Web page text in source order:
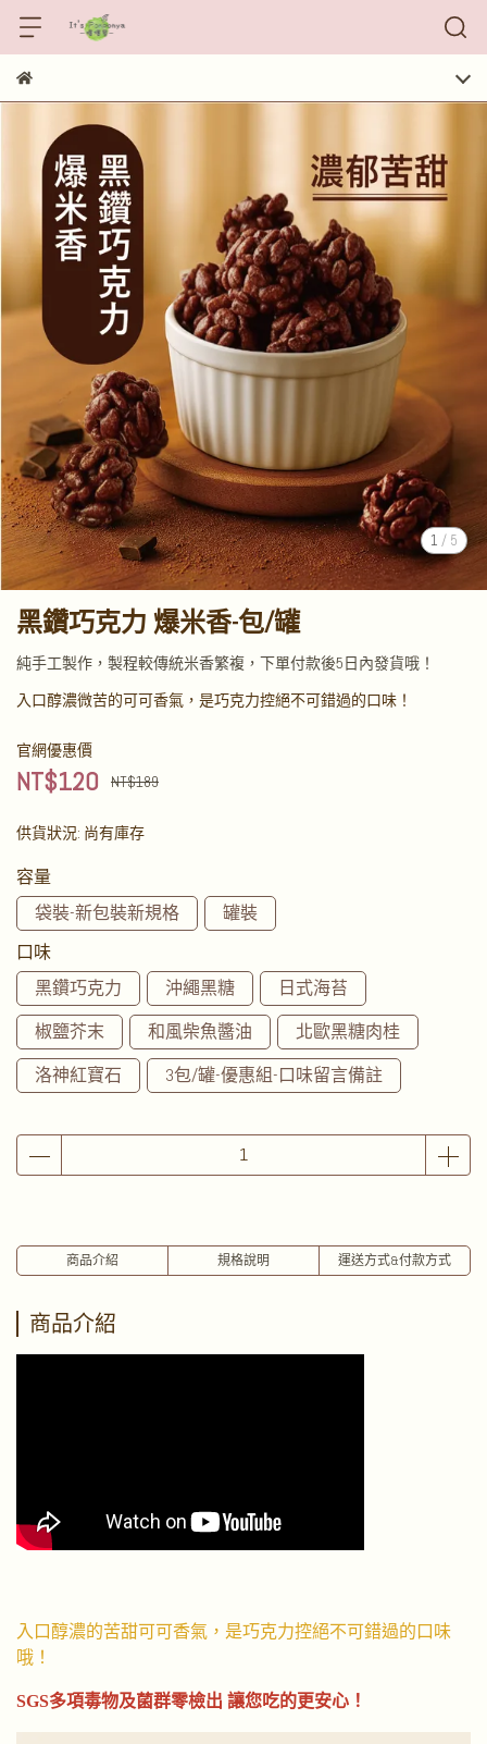
1 / 5
黑鑽巧克力 爆米香-包/罐
純手工製作，製程較傳統米香繁複，下單付款後5日內發貨哦！
入口醇濃微苦的可可香氣，是巧克力控絕不可錯過的口味！
官網優惠價
NT$120 NT$189
供貨狀況: 尚有庫存
容量
袋裝-新包裝新規格
罐裝
口味
黑鑽巧克力
沖繩黑糖
日式海苔
椒鹽芥末
和風柴魚醬油
北歐黑糖肉桂
洛神紅寶石
3包/罐-優惠組-口味留言備註
商品介紹 規格說明 運送方式&付款方式
商品介紹
入口醇濃的苦甜可可香氣，是巧克力控絕不可錯過的口味
哦！
SGS多項毒物及菌群零檢出 讓您吃的更安心！